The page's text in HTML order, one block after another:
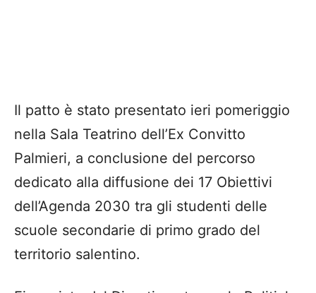
Il patto è stato presentato ieri pomeriggio
nella Sala Teatrino dell’Ex Convitto
Palmieri, a conclusione del percorso
dedicato alla diffusione dei 17 Obiettivi
dell’Agenda 2030 tra gli studenti delle
scuole secondarie di primo grado del
territorio salentino.